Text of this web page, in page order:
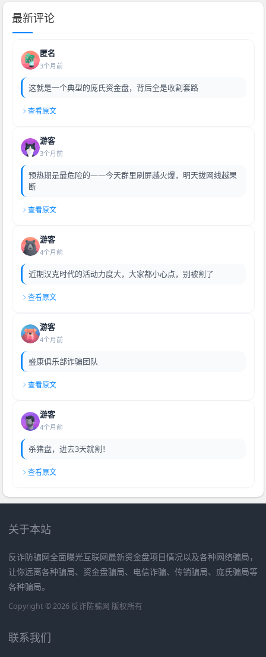
最新评论
匿名
3个月前
这就是一个典型的庞氏资金盘，背后全是收割套路
查看原文
游客
3个月前
预热期是最危险的——今天群里刷屏越火爆，明天拔网线越果
断
查看原文
游客
4个月前
近期汉克时代的活动力度大，大家都小心点，别被割了
查看原文
游客
4个月前
盛康俱乐部诈骗团队
查看原文
游客
4个月前
杀猪盘，进去3天就割！
查看原文
关于本站
反诈防骗网全面曝光互联网最新资金盘项目情况以及各种网络骗局，
让你远离各种骗局、资金盘骗局、电信诈骗、传销骗局、庞氏骗局等
各种骗局。
Copyright © 2026 反诈防骗网 版权所有
联系我们